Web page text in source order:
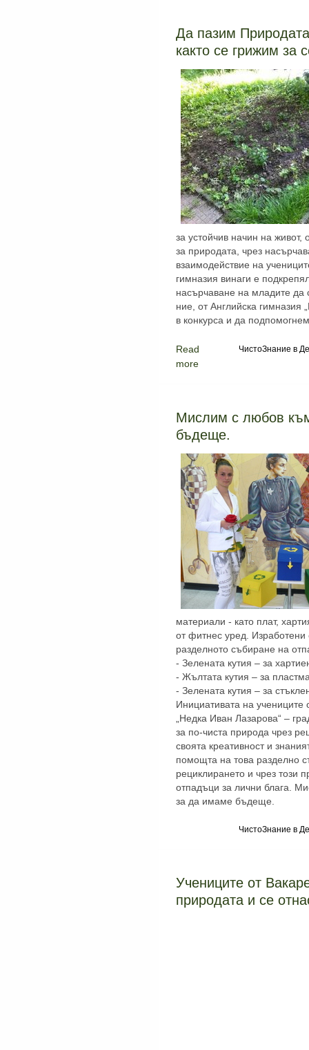
Да пазим
както се грижим за
за устойчив начин на
за природата, чрез
взаимодействие на
гимназия винаги е
насърчаване на младите да
ние, от Английска
в конкурса и да
ЧистоЗнание в
Read
more
Мислим с любов
бъдеще.
материали - като плат,
от фитнес уред.
разделното събиране на
- Зелената кутия – за
- Жълтата кутия – за
- Зелената кутия – за
Инициативата на
„Недка Иван Лазарова“ –
за по-чиста природа чрез
своята креативност и
помощта на това разделно
рециклирането и чрез този
отпадъци за лични блага.
за да имаме бъдеще.
ЧистоЗнание в
Учениците от
природата и се